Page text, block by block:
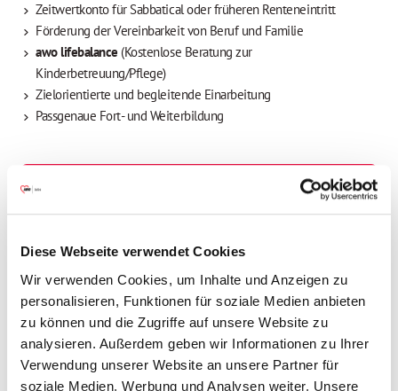
Diese Webseite verwendet Cookies
Wir verwenden Cookies, um Inhalte und Anzeigen zu
personalisieren, Funktionen für soziale Medien anbieten
zu können und die Zugriffe auf unsere Website zu
analysieren. Außerdem geben wir Informationen zu Ihrer
Verwendung unserer Website an unsere Partner für
soziale Medien, Werbung und Analysen weiter. Unsere
Zeitwertkonto für Sabbatical oder früheren Renteneintritt
Förderung der Vereinbarkeit von Beruf und Familie
awo lifebalance (Kostenlose Beratung zur
Kinderbetreuung/Pflege)
Zielorientierte und begleitende Einarbeitung
Passgenaue Fort- und Weiterbildung
Ihre Vorteile
24.12. und 31.12. arbeitsfrei
Betriebliche Altersvorsorge
Betriebsarzt